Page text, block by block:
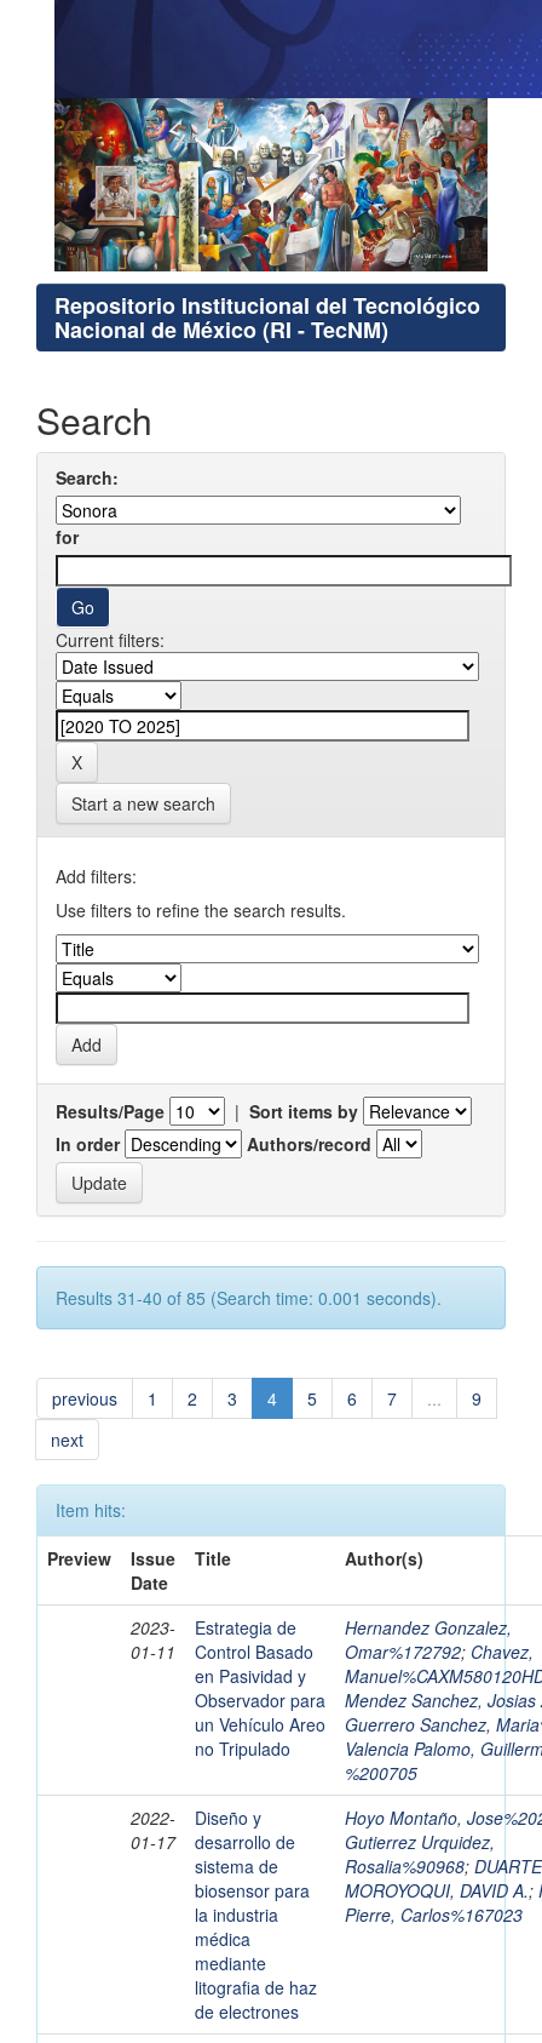
Repositorio Institucional del Tecnológico
Nacional de México (RI - TecNM)
Search
Search:
for
Current filters:
Start a new search
Add filters:
Use filters to refine the search results.
Results/Page | Sort items by
In order
Authors/record
Results 31-40 of 85 (Search time: 0.001 seconds).
previous 1 2 3 4 5 6 7 ...
9
next
Item hits:
Preview
Issue
Date
Title Author(s)
2023-
01-11
Estrategia de
Control Basado
en Pasividad y
Observador para
un Vehículo Areo
no Tripulado
Hernandez Gonzalez,
Omar%172792; Chavez,
Mendez Sanchez, Josias
Guerrero Sanchez,
Valencia Palomo,
%200705
2022-
01-17
Diseño y
desarrollo de
sistema de
biosensor para
la industria
médica
mediante
litografia de haz
de electrones
Hoyo Montaño,
Gutierrez Urquidez,
Rosalia%90968; DUARTE
MOROYOQUI, DAVID A.;
Pierre, Carlos%167023